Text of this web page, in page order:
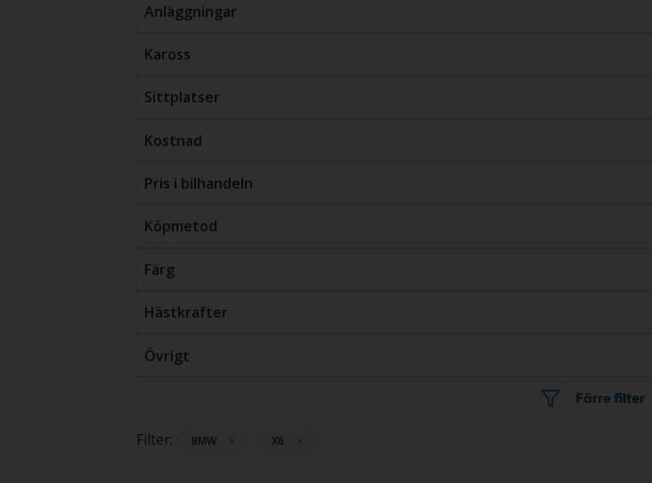
Anläggningar
Kaross
Sittplatser
Kostnad
Pris i bilhandeln
Köpmetod
Färg
Hästkrafter
Övrigt
Färre filter
Filter: BMW X6